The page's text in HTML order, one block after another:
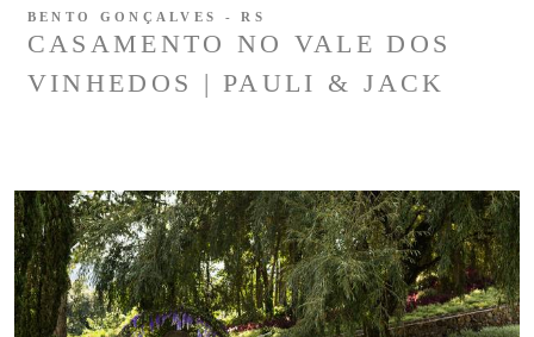
CASAMENTO NO VALE DOS
VINHEDOS | PAULI & JACK
BENTO GONÇALVES - RS